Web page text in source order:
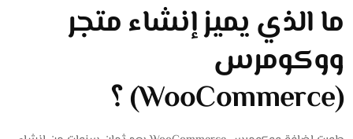
ما الذي يميز إنشاء متجر
ووكومرس
(WooCommerce) ؟